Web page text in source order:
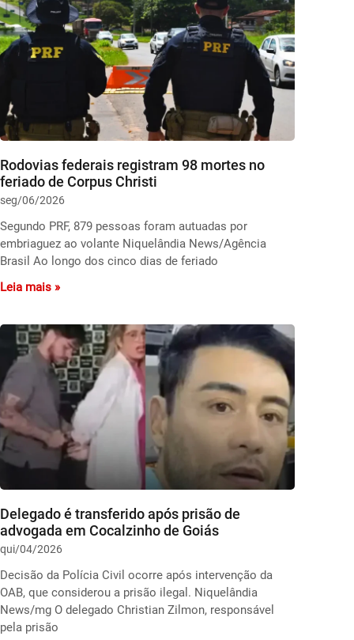
Rodovias federais registram 98 mortes no
feriado de Corpus Christi
seg/06/2026
Segundo PRF, 879 pessoas foram autuadas por
embriaguez ao volante Niquelândia News/Agência
Brasil Ao longo dos cinco dias de feriado
Leia mais »
Delegado é transferido após prisão de
advogada em Cocalzinho de Goiás
qui/04/2026
Decisão da Polícia Civil ocorre após intervenção da
OAB, que considerou a prisão ilegal. Niquelândia
News/mg O delegado Christian Zilmon, responsável
pela prisão